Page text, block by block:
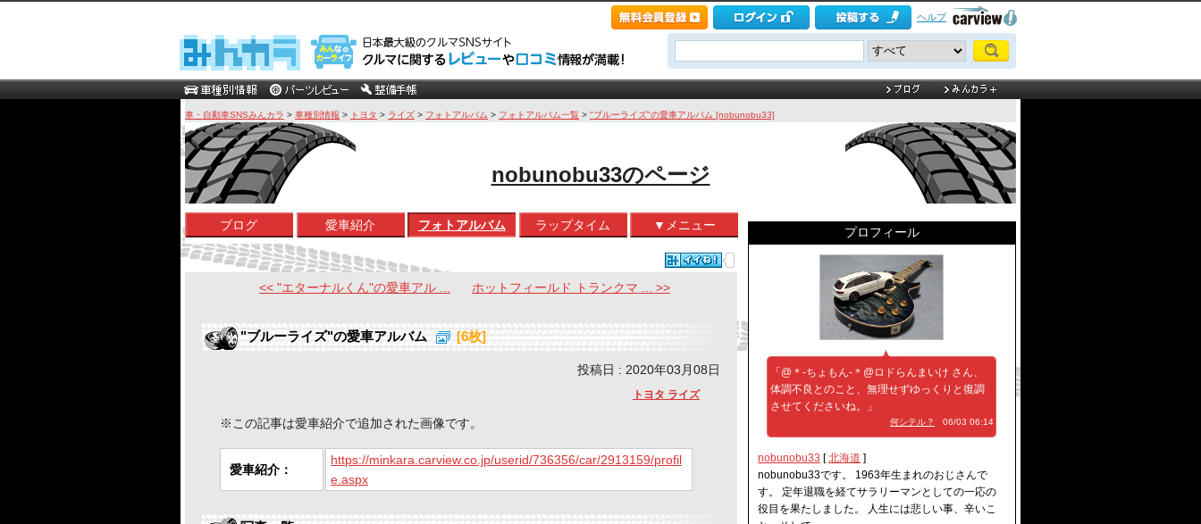
ヘルプ
車・自動車SNSみんカラ > 車種別情報 > トヨタ > ライズ > フォトアルバム > フォトアルバム一覧 > "ブルーライズ"の愛車アルバム [nobunobu33]
nobunobu33のページ
ブログ 愛車紹介 フォトアルバム ラップタイム ▼メニュー
<< "エターナルくん"の愛車アル ... ホットフィールド トランクマ ... >>
"ブルーライズ"の愛車アルバム [6枚]
投稿日 : 2020年03月08日
トヨタ ライズ
※この記事は愛車紹介で追加された画像です。
愛車紹介：
https://minkara.carview.co.jp/userid/736356/car/2913159/profil
e.aspx
プロフィール
「@＊-ちょもん-＊@ロドらんまいけ さん、
体調不良とのこと、無理せずゆっくりと復調
させてくださいね。」
何シテル？ 06/03 06:14
nobunobu33 [北海道 ]
nobunobu33です。 1963年生まれのおじさんで
す。 定年退職を経てサラリーマンとしての一応の
役目を果たしました。 人生には悲しい事、辛いこ